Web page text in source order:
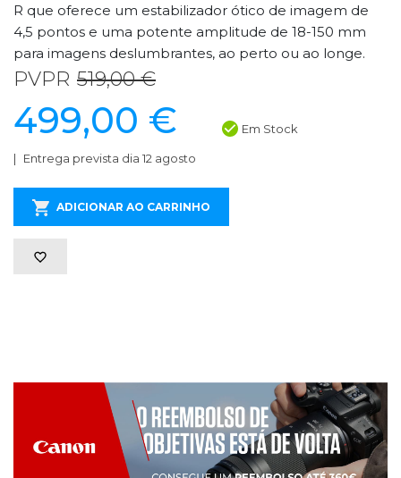
R que oferece um estabilizador ótico de imagem de
4,5 pontos e uma potente amplitude de 18-150 mm
para imagens deslumbrantes, ao perto ou ao longe.
PVPR 519,00 €
499,00 € Em Stock
Entrega prevista dia 12 agosto
ADICIONAR AO CARRINHO